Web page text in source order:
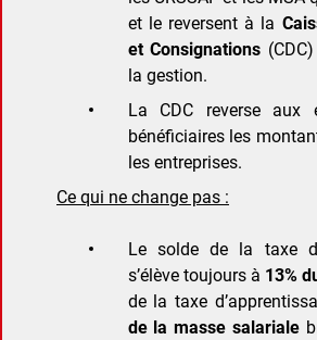
et le reversent à la
et Consignations
la gestion.
La CDC reverse aux
bénéficiaires les
les entreprises.
Ce qui ne change pas :
Le solde de la taxe
s’élève toujours à 13%
de la taxe
de la masse salariale